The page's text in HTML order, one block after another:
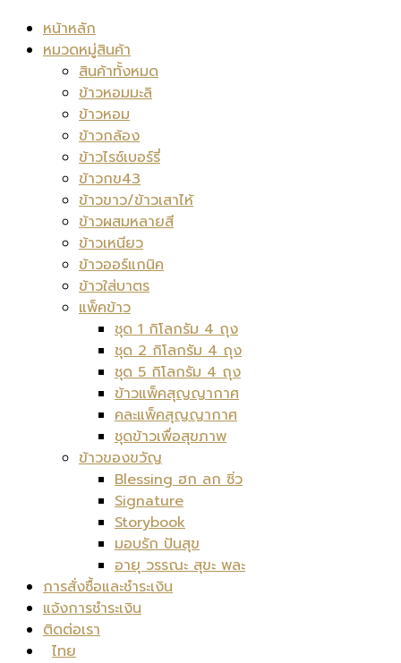
หน้าหลัก
หมวดหมู่สินค้า
สินค้าทั้งหมด
ข้าวหอมมะลิ
ข้าวหอม
ข้าวกล้อง
ข้าวไรซ์เบอร์รี่
ข้าวกข43
ข้าวขาว/ข้าวเสาไห้
ข้าวผสมหลายสี
ข้าวเหนียว
ข้าวออร์แกนิค
ข้าวใส่บาตร
แพ็คข้าว
ชุด 1 กิโลกรัม 4 ถุง
ชุด 2 กิโลกรัม 4 ถุง
ชุด 5 กิโลกรัม 4 ถุง
ข้าวแพ็คสุญญากาศ
คละแพ็คสุญญากาศ
ชุดข้าวเพื่อสุขภาพ
ข้าวของขวัญ
Blessing ฮก ลก ซิ่ว
Signature
Storybook
มอบรัก ปันสุข
อายุ วรรณะ สุขะ พละ
การสั่งซื้อและชำระเงิน
แจ้งการชำระเงิน
ติดต่อเรา
ไทย